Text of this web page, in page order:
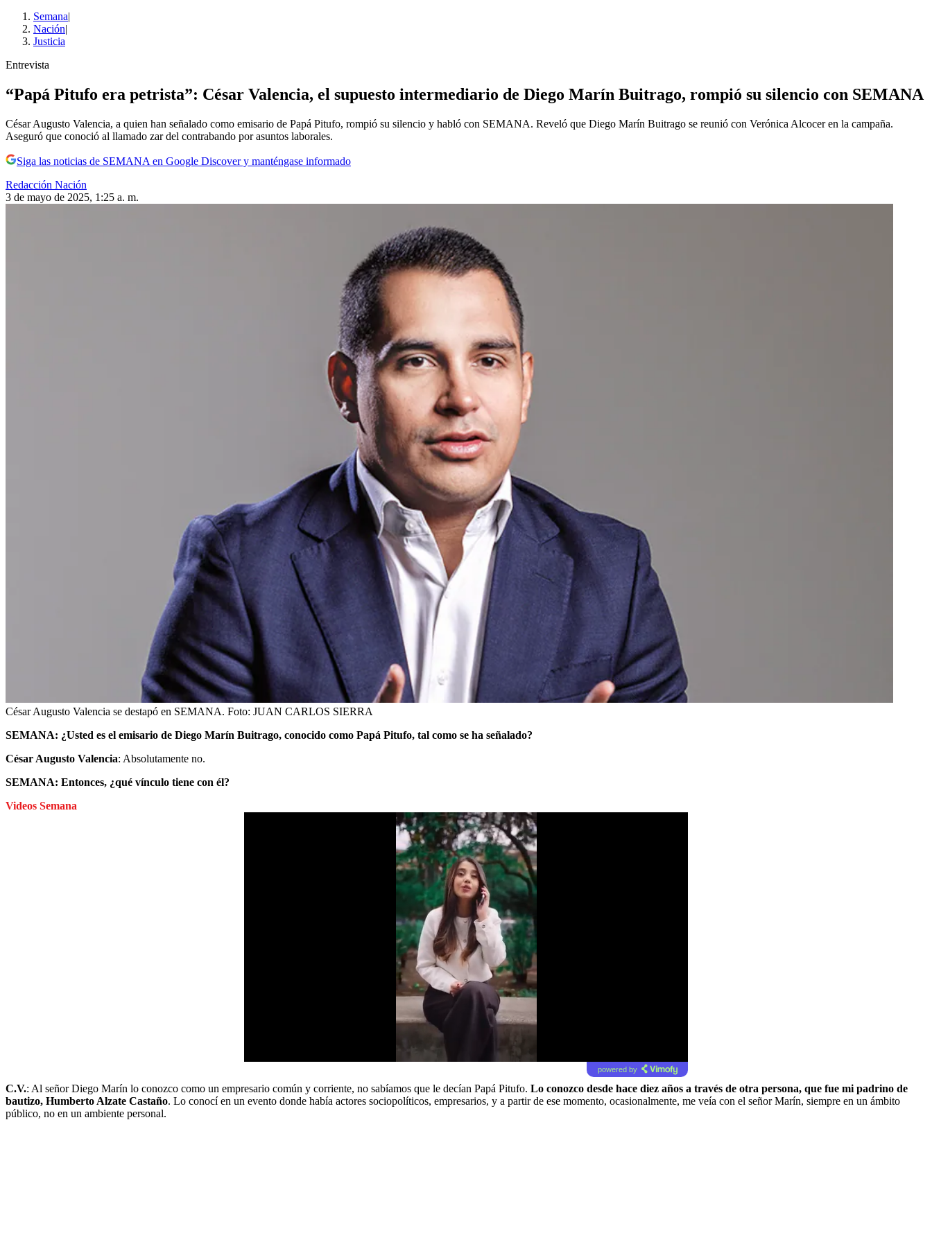
Semana|
Nación|
Justicia
Entrevista
“Papá Pitufo era petrista”: César Valencia, el supuesto intermediario de Diego Marín Buitrago, rompió su silencio con SEMANA
César Augusto Valencia, a quien han señalado como emisario de Papá Pitufo, rompió su silencio y habló con SEMANA. Reveló que Diego Marín Buitrago se reunió con Verónica Alcocer en la campaña.
Aseguró que conoció al llamado zar del contrabando por asuntos laborales.
Siga las noticias de SEMANA en Google Discover y manténgase informado
Redacción Nación
3 de mayo de 2025, 1:25 a. m.
César Augusto Valencia se destapó en SEMANA. Foto: JUAN CARLOS SIERRA
SEMANA: ¿Usted es el emisario de Diego Marín Buitrago, conocido como Papá Pitufo, tal como se ha señalado?
César Augusto Valencia: Absolutamente no.
SEMANA: Entonces, ¿qué vínculo tiene con él?
Videos Semana
powered by
C.V.: Al señor Diego Marín lo conozco como un empresario común y corriente, no sabíamos que le decían Papá Pitufo. Lo conozco desde hace diez años a través de otra persona, que fue mi padrino de
bautizo, Humberto Alzate Castaño. Lo conocí en un evento donde había actores sociopolíticos, empresarios, y a partir de ese momento, ocasionalmente, me veía con el señor Marín, siempre en un ámbito
público, no en un ambiente personal.